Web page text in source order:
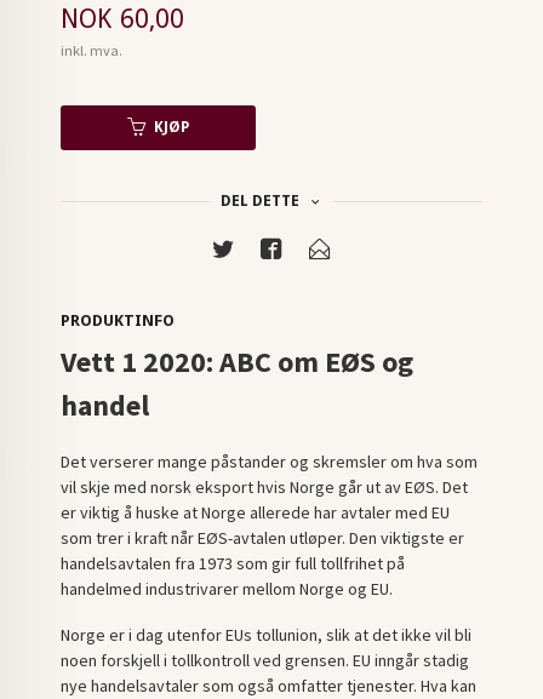
Pris
NOK 60,00
inkl. mva.
KJØP
DEL DETTE
PRODUKTINFO
Vett 1 2020: ABC om EØS og
handel
Det verserer mange påstander og skremsler om hva som
vil skje med norsk eksport hvis Norge går ut av EØS. Det
er viktig å huske at Norge allerede har avtaler med EU
som trer i kraft når EØS-avtalen utløper. Den viktigste er
handelsavtalen fra 1973 som gir full tollfrihet på
handelmed industrivarer mellom Norge og EU.
Norge er i dag utenfor EUs tollunion, slik at det ikke vil bli
noen forskjell i tollkontroll ved grensen. EU inngår stadig
nye handelsavtaler som også omfatter tjenester. Hva kan